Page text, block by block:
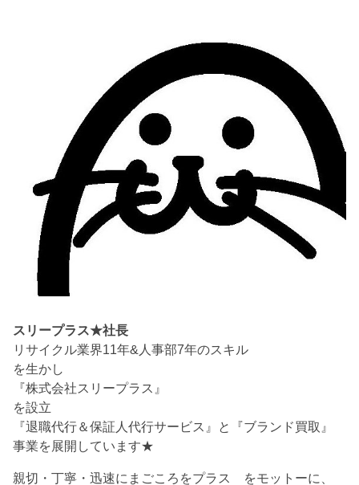
スリープラス★社長
リサイクル業界11年&人事部7年のスキル
を生かし
『株式会社スリープラス』
を設立
『退職代行＆保証人代行サービス』と『ブランド買取』
事業を展開しています★
親切・丁寧・迅速にまごころをプラス をモットーに、